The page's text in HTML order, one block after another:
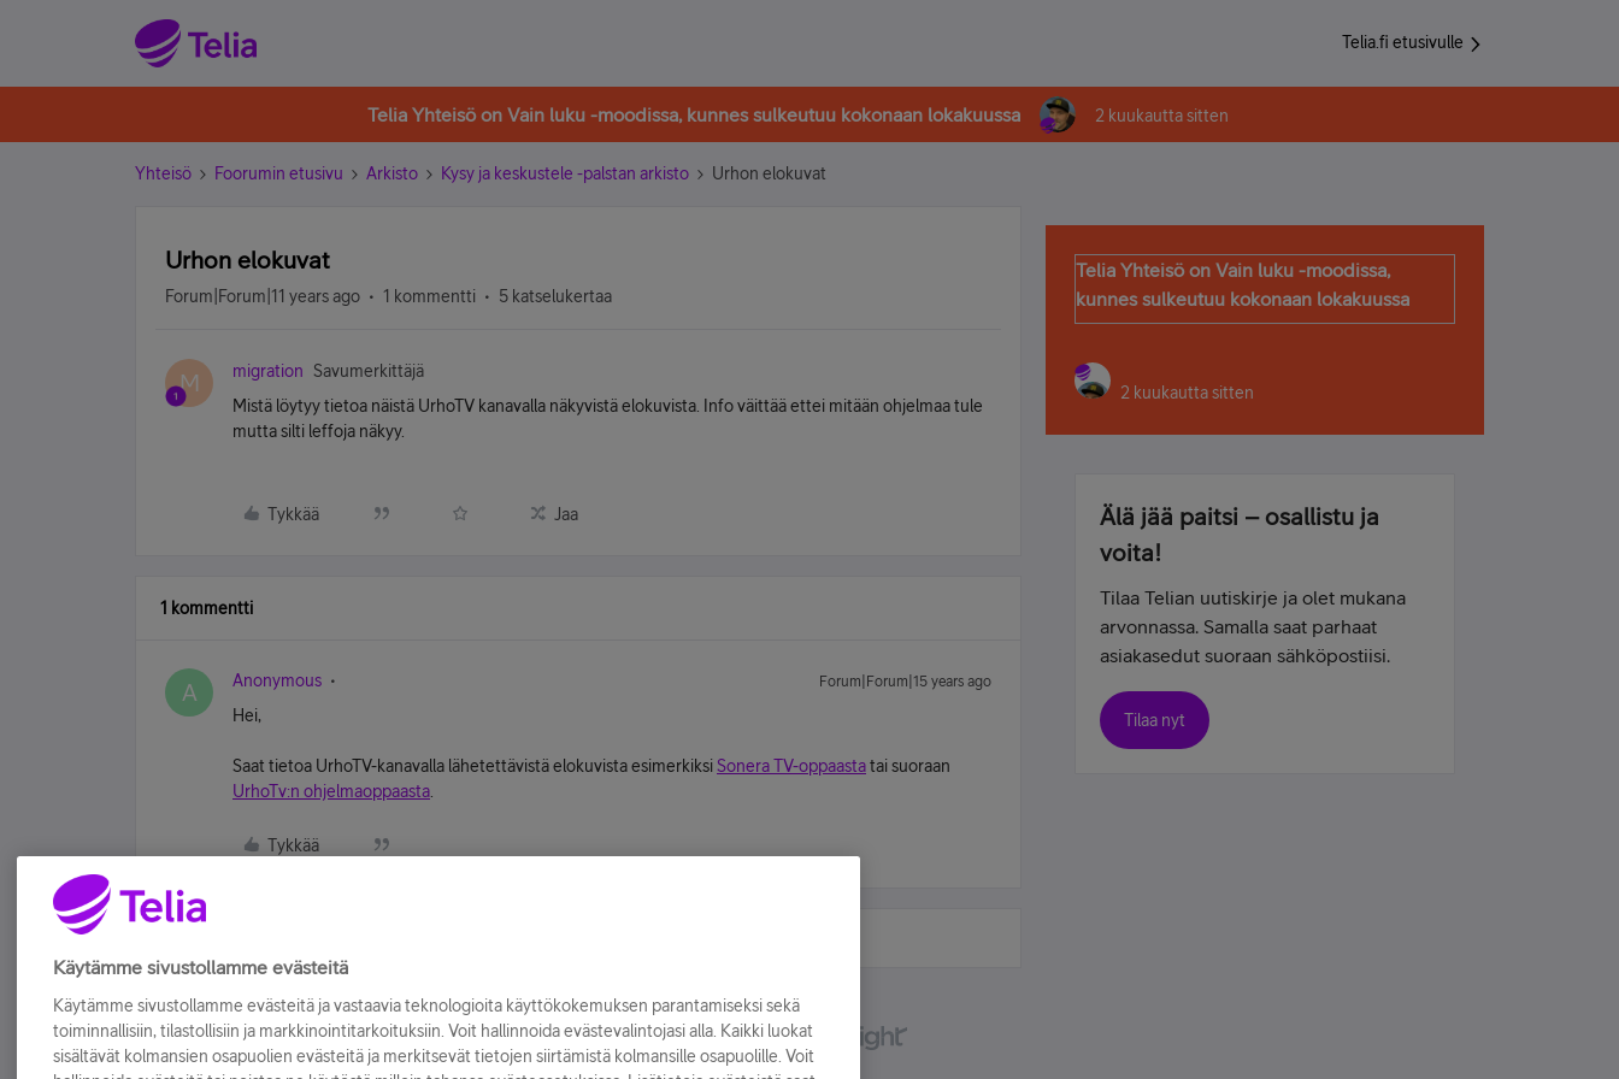
Telia.fi etusivulle
Telia Yhteisö on Vain luku -moodissa, kunnes sulkeutuu kokonaan lokakuussa 2 kuukautta sitten
Yhteisö Foorumin etusivu Arkisto Kysy ja keskustele -palstan arkisto Urhon elokuvat
Urhon elokuvat
Forum|Forum|11 years ago 1 kommentti 5 katselukertaa
M migration
Savumerkittäjä
Mistä löytyy tietoa näistä UrhoTV kanavalla näkyvistä elokuvista. Info väittää ettei mitään ohjelmaa tule
mutta silti leffoja näkyy.
Tykkää Jaa
1 kommentti
A Anonymous Forum|Forum|15 years ago
Hei,
Saat tietoa UrhoTV-kanavalla lähetettävistä elokuvista esimerkiksiSonera TV-oppaastatai suoraan
UrhoTv:n ohjelmaoppaasta
Tykkää
Telia Yhteisö on Vain luku -moodissa,
kunnes sulkeutuu kokonaan lokakuussa
2 kuukautta sitten
Älä jää paitsi – osallistu ja
voita!
Tilaa Telian uutiskirje ja olet mukana
arvonnassa. Samalla saat parhaat
asiakasedut suoraan sähköpostiisi.
Tilaa nyt
Käytämme sivustollamme evästeitä
Käytämme sivustollamme evästeitä ja vastaavia teknologioita käyttökokemuksen parantamiseksi sekä
toiminnallisiin, tilastollisiin ja markkinointitarkoituksiin. Voit hallinnoida evästevalintojasi alla. Kaikki luokat
sisältävät kolmansien osapuolien evästeitä ja merkitsevät tietojen siirtämistä kolmansille osapuolille. Voit